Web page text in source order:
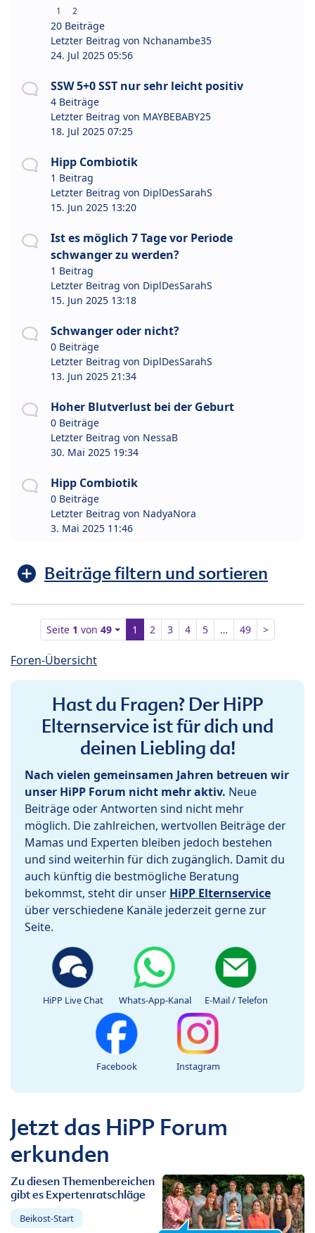
1 2
20 Beiträge
Letzter Beitrag von Nchanambe35
24. Jul 2025 05:56
SSW 5+0 SST nur sehr leicht positiv
4 Beiträge
Letzter Beitrag von MAYBEBABY25
18. Jul 2025 07:25
Hipp Combiotik
1 Beitrag
Letzter Beitrag von DiplDesSarahS
15. Jun 2025 13:20
Ist es möglich 7 Tage vor Periode
schwanger zu werden?
1 Beitrag
Letzter Beitrag von DiplDesSarahS
15. Jun 2025 13:18
Schwanger oder nicht?
0 Beiträge
Letzter Beitrag von DiplDesSarahS
13. Jun 2025 21:34
Hoher Blutverlust bei der Geburt
0 Beiträge
Letzter Beitrag von NessaB
30. Mai 2025 19:34
Hipp Combiotik
0 Beiträge
Letzter Beitrag von NadyaNora
3. Mai 2025 11:46
Beiträge filtern und sortieren
Seite 1 von49 1 2 3 4 5 … 49 >
Foren-Übersicht
Hast du Fragen? Der HiPP
Elternservice ist für dich und
deinen Liebling da!
Nach vielen gemeinsamen Jahren betreuen wir
unser HiPP Forum nicht mehr aktiv. Neue
Beiträge oder Antworten sind nicht mehr
möglich. Die zahlreichen, wertvollen Beiträge der
Mamas und Experten bleiben jedoch bestehen
und sind weiterhin für dich zugänglich. Damit du
auch künftig die bestmögliche Beratung
bekommst, steht dir unser HiPP Elternservice
über verschiedene Kanäle jederzeit gerne zur
Seite.
HiPP Live Chat Whats-App-Kanal E-Mail / Telefon
Facebook Instagram
Jetzt das HiPP Forum
erkunden
Zu diesen Themenbereichen
gibt es Expertenratschläge
Beikost-Start